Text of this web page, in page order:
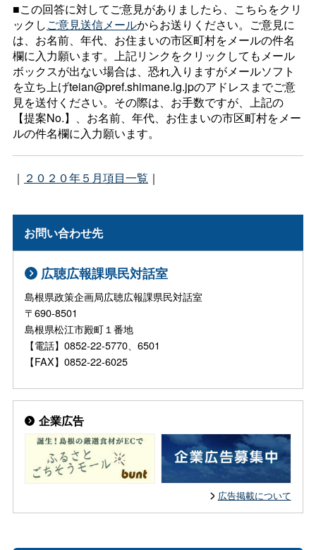
■この回答に対してご意見がありましたら、こちらをクリ
ックしご意見送信メールからお送りください。ご意見に
は、お名前、年代、お住まいの市区町村をメールの件名
欄に入力願います。上記リンクをクリックしてもメール
ボックスが出ない場合は、恐れ入りますがメールソフト
を立ち上げteian@pref.shimane.lg.jpのアドレスまでご意
見を送付ください。その際は、お手数ですが、上記の
【提案No.】、お名前、年代、お住まいの市区町村をメー
ルの件名欄に入力願います。
｜ ２０２０年５月項目一覧 ｜
お問い合わせ先
広聴広報課県民対話室
島根県政策企画局広聴広報課県民対話室
〒690-8501
島根県松江市殿町１番地
【電話】0852-22-5770、6501
【FAX】0852-22-6025
企業広告
広告掲載について